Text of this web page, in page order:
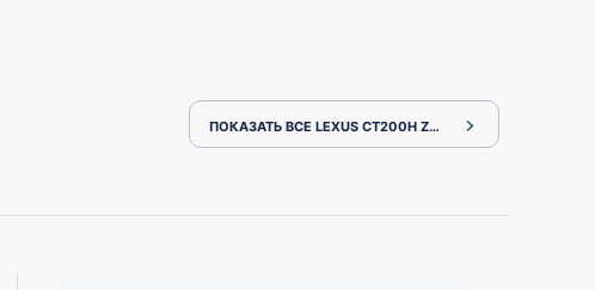
ПОКАЗАТЬ ВСЕ LEXUS CT200H ZWA10